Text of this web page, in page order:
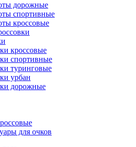
дорожные
спортивные
кроссовые
кроссовые
спортивные
туринговые
урбан
дорожные
для очков